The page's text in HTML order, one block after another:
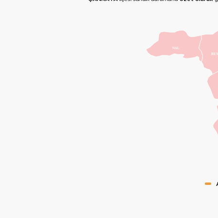
NAL
BEY